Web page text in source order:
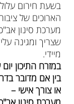
בשעת חירום
הארוכים של
מערכת סינון
שצריך ומגינה
מיידי.
במזרח התיכון
בין אם מדובר
או צורך אישי –